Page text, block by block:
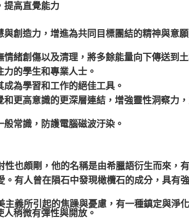
提高直覺能力
創造力，增進為共同目標團結的精神與意
緒創傷以及清理，將多餘能量向下傳送到土
的學生和專業人士。
為學習和工作的絕佳工具。
更高意識的更深層連結，增強靈性洞察力
常識，防護電腦磁波汙染。
也頗剛，他的名稱是由希臘語衍生而來，
有人曾在隕石中發現橄欖石的成分，具有
義所引起的焦躁與憂慮，有一種鎮定與淨
稍微有彈性與開放。